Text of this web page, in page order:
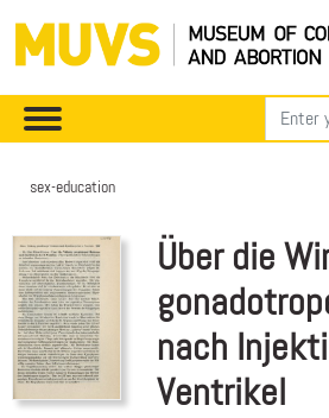
sex-education
Über die
nach
Ventrikel